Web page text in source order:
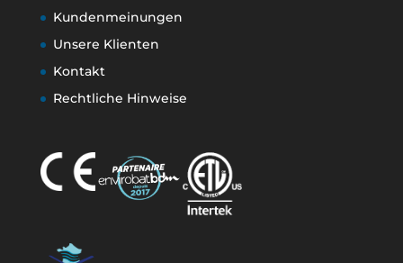
Kundenmeinungen
Unsere Klienten
Kontakt
Rechtliche Hinweise